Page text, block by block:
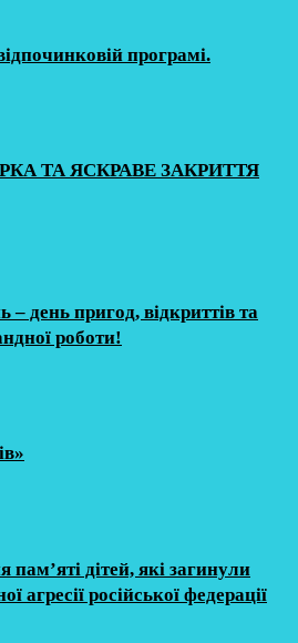
програмі.
ТА ЯСКРАВЕ ЗАКРИТТЯ
– день пригод, відкриттів та
роботи!
дітей, які загинули
агресії російської федерації